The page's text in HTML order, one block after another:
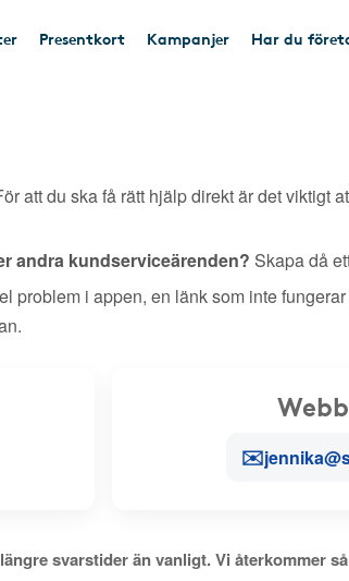
Presentkort Kampanjer Har du
att du ska få rätt hjälp direkt är det viktigt
andra kundserviceärenden? Skapa då
problem i appen, en länk som inte
✉️
svarstider än vanligt. Vi återkommer